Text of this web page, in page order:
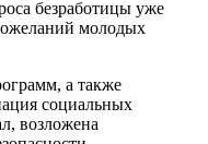
безработицы уже
молодых
а также
социальных
возложена